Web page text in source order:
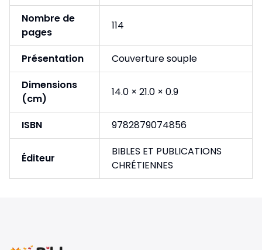
Nombre de
pages
114
Présentation
Couverture souple
Dimensions
(cm)
14.0 × 21.0 × 0.9
ISBN 9782879074856
Éditeur
BIBLES ET PUBLICATIONS
CHRÉTIENNES